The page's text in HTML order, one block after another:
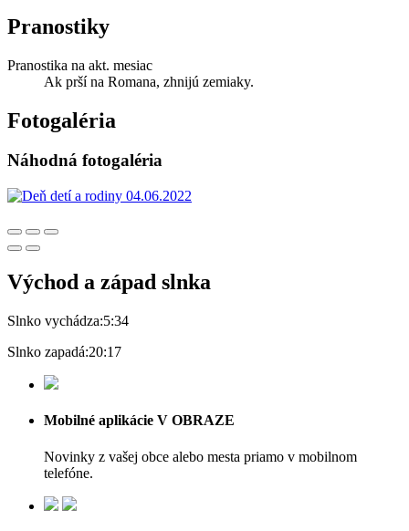
Pranostiky
Pranostika na akt. mesiac
Ak prší na Romana, zhnijú zemiaky.
Fotogaléria
Náhodná fotogaléria
Východ a západ slnka
Slnko vychádza:5:34
Slnko zapadá:20:17
Mobilné aplikácie V OBRAZE
Novinky z vašej obce alebo mesta priamo v mobilnom
telefóne.